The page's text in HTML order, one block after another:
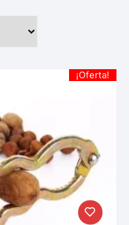
¡Oferta!